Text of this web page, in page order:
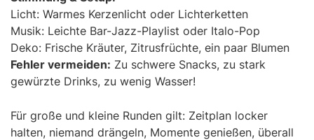
Licht: Warmes Kerzenlicht oder Lichterketten
Musik: Leichte Bar-Jazz-Playlist oder Italo-Pop
Deko: Frische Kräuter, Zitrusfrüchte, ein paar Blumen
Fehler vermeiden: Zu schwere Snacks, zu stark
gewürzte Drinks, zu wenig Wasser!
Für große und kleine Runden gilt: Zeitplan locker
halten, niemand drängeln, Momente genießen, überall